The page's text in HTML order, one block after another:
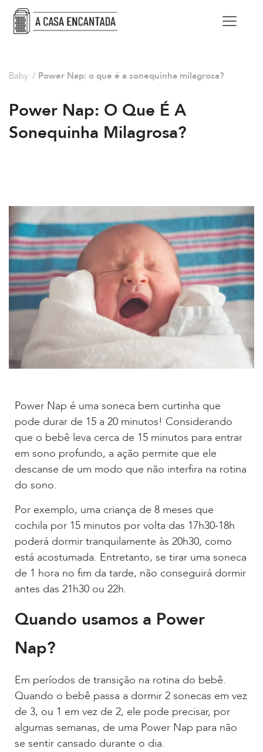
Baby / Power Nap: o que é a sonequinha milagrosa?
Power Nap: O Que É A
Sonequinha Milagrosa?
Power Nap é uma soneca bem curtinha que
pode durar de 15 a 20 minutos! Considerando
que o bebê leva cerca de 15 minutos para entrar
em sono profundo, a ação permite que ele
descanse de um modo que não interfira na rotina
do sono.
Por exemplo, uma criança de 8 meses que
cochila por 15 minutos por volta das 17h30-18h
poderá dormir tranquilamente às 20h30, como
está acostumada. Entretanto, se tirar uma soneca
de 1 hora no fim da tarde, não conseguirá dormir
antes das 21h30 ou 22h.
Quando usamos a Power
Nap?
Em períodos de transição na rotina do bebê.
Quando o bebê passa a dormir 2 sonecas em vez
de 3, ou 1 em vez de 2, ele pode precisar, por
algumas semanas, de uma Power Nap para não
se sentir cansado durante o dia.